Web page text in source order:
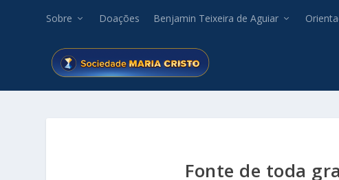
Sobre Doações Benjamin Teixeira de Aguiar
Fonte de toda